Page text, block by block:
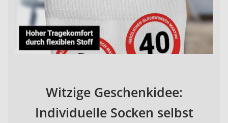
Witzige Geschenkidee:
Individuelle Socken selbst